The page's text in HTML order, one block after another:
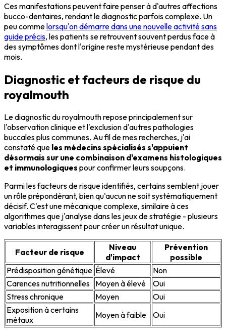
Ces manifestations peuvent faire penser à d'autres affections
bucco-dentaires, rendant le diagnostic parfois complexe. Un
peu commelorsqu'on démarre dans une nouvelle activité sans
guide précis, les patients se retrouvent souvent perdus face à
des symptômes dont l'origine reste mystérieuse pendant des
mois.
Diagnostic et facteurs de risque du
royalmouth
Le diagnostic du royalmouth repose principalement sur
l'observation clinique et l'exclusion d'autres pathologies
buccales plus communes. Au fil de mes recherches, j'ai
constaté que les médecins spécialisés s'appuient
désormais sur une combinaison d'examens histologiques
et immunologiques pour confirmer leurs soupçons.
Parmi les facteurs de risque identifiés, certains semblent jouer
un rôle prépondérant, bien qu'aucun ne soit systématiquement
décisif. C'est une mécanique complexe, similaire à ces
algorithmes que j'analyse dans les jeux de stratégie - plusieurs
variables interagissent pour créer un résultat unique.
Facteur de risque
Niveau
d'impact
Prévention
possible
Prédisposition génétique Élevé
Non
Carences nutritionnelles Moyen à élevé
Oui
Stress chronique
Moyen
Oui
Exposition à certains
métaux
Moyen à faible Oui